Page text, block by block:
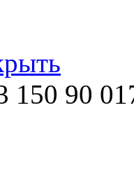
150 90